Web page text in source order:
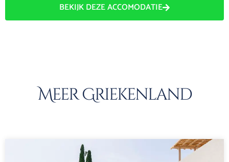
BEKIJK DEZE ACCOMODATIE
Meer Griekenland